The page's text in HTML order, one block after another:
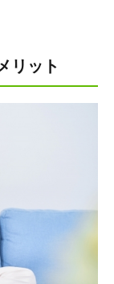
リット